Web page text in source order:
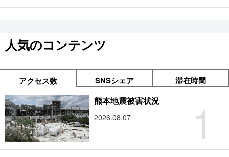
人気のコンテンツ
アクセス数 SNSシェア 滞在時間
1
熊本地震被害状況
2026.08.07